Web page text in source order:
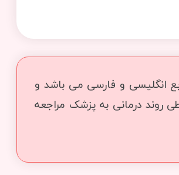
انگلیسی و فارسی می باشد و
روند درمانی به پزشک مراجعه